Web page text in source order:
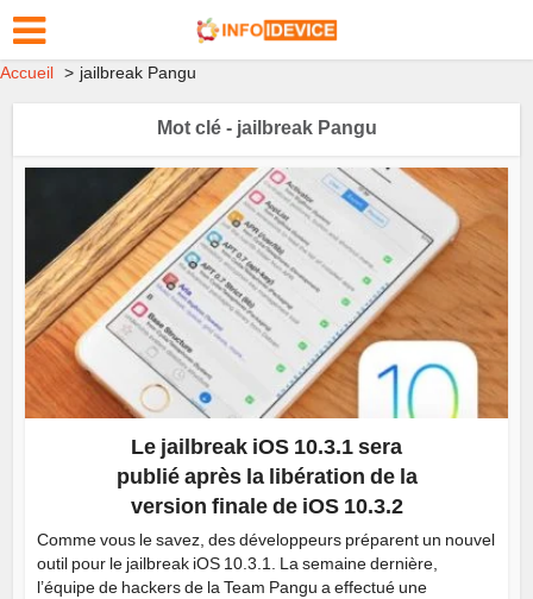
Accueil jailbreak Pangu
Mot clé - jailbreak Pangu
Le jailbreak iOS 10.3.1 sera
publié après la libération de la
version finale de iOS 10.3.2
Comme vous le savez, des développeurs préparent un nouvel
outil pour le jailbreak iOS 10.3.1. La semaine dernière,
l’équipe de hackers de la Team Pangu a effectué une